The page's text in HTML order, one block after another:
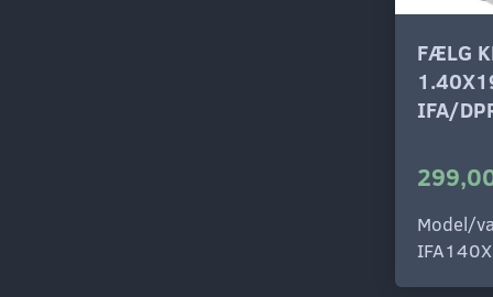
FÆLG
IFA/
Model/